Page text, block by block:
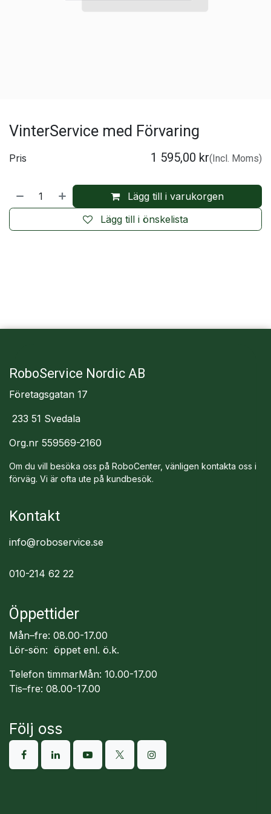
VinterService med Förvaring
Lägg till i varukorgen
Lägg till i önskelista
Pris 1 595,00 kr(Incl. Moms)
RoboService Nordic AB
Företagsgatan 17
233 51 Svedala
Org.nr 559569-2160
Om du vill besöka oss på RoboCenter, vänligen kontakta oss i
förväg. Vi är ofta ute på kundbesök.
Kontakt
info@roboservice.se
010-214 62 22
Öppettider
Mån–fre: 08.00-17.00
Lör-sön: öppet enl. ö.k.
Telefon timmarMån: 10.00-17.00
Tis–fre: 08.00-17.00
Följ oss